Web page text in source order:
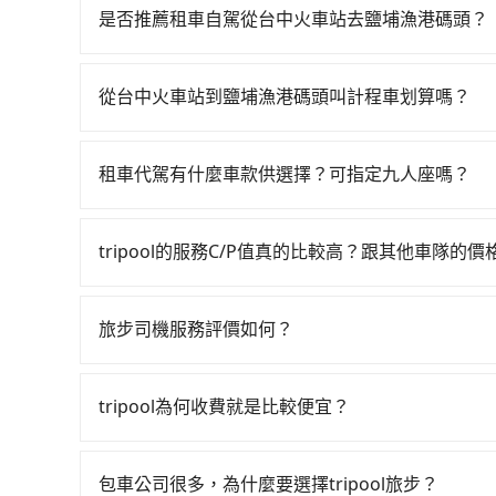
有89班次高鐵可搭乘。假設從台中火車站 (台中市
後約花40分鐘、車費800元後，抵達鹽埔漁港碼
20分鐘。選擇搭乘高鐵而不預約包車，不僅每人
是否推薦租車自駕從台中火車站去鹽埔漁港碼頭？
天就要來回，那在台中路邊可隨租隨借的iRent應
用預估進去，但額外的汽車保險與可能的罰單都
理，每一次租車都好像在開樂透一樣。另外，偶
遇到下雨天或者載行李時，就顯得非常不便。
從台中火車站到鹽埔漁港碼頭叫計程車划算嗎？
到車，也可考慮打電話至台中火車站附近的計程
的310倍。再加上台中市有些計程車司機不按錶計
租車代駕有什麼車款供選擇？可指定九人座嗎？
VW為主，其中也有少量進口車像凌志Lexus、特
tripool的服務C/P值真的比較高？跟其他車隊的價
的台灣大車隊、大都會、LINE Taxi、Uber，機
服務，是絕大多數乘客出行的最佳選擇。
旅步司機服務評價如何？
程更加順暢和舒適。」
tripool為何收費就是比較便宜？
為司機素質比較差、車上會有煙味、或者車齡過
包車公司很多，為什麼要選擇tripool旅步？